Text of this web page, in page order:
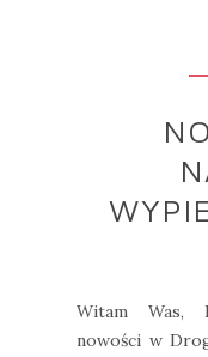
Witam Was,
nowości w